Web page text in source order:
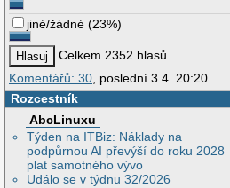
jiné/žádné (23%)
Celkem 2352 hlasů
Komentářů: 30 , poslední 3.4. 20:20
Rozcestník
AbcLinuxu
Týden na ITBiz: Náklady na
podpůrnou AI převýší do roku 2028
plat samotného vývo
Událo se v týdnu 32/2026